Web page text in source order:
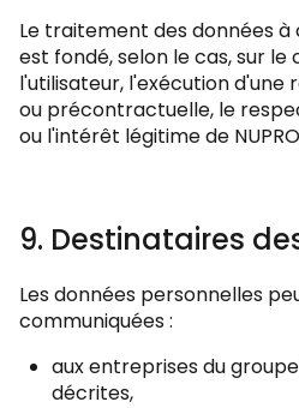
Le traitement des données
est fondé, selon le cas, sur
l'utilisateur, l'exécution
ou précontractuelle, le
ou l'intérêt légitime de
9. Destinataires
Les données personnelles
communiquées :
aux entreprises du groupe
décrites,